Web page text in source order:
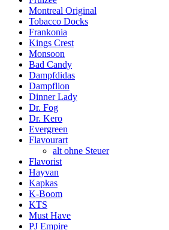
Montreal Original
Tobacco Docks
Frankonia
Kings Crest
Monsoon
Bad Candy
Dampfdidas
Dampflion
Dinner Lady
Dr. Fog
Dr. Kero
Evergreen
Flavourart
alt ohne Steuer
Flavorist
Hayvan
Kapkas
K-Boom
KTS
Must Have
PJ Empire